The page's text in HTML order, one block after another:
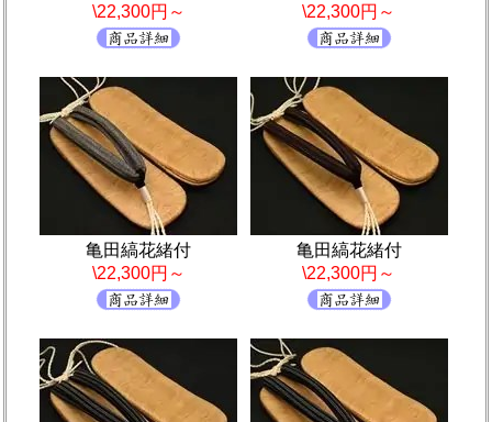
\22,300円～
\22,300円～
亀田縞花緒付
\22,300円～
亀田縞花緒付
\22,300円～